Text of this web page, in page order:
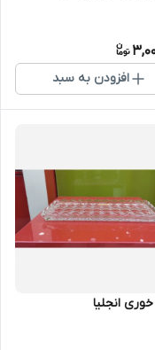
افزودن به سبد
انجلیا